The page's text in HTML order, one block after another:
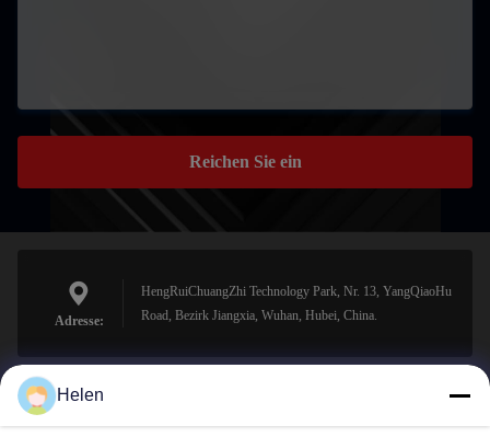
Reichen Sie ein
Adresse:
HengRuiChuangZhi Technology Park, Nr. 13, YangQiaoHu
Road, Bezirk Jiangxia, Wuhan, Hubei, China.
sales@perfectlaser.net
Helen